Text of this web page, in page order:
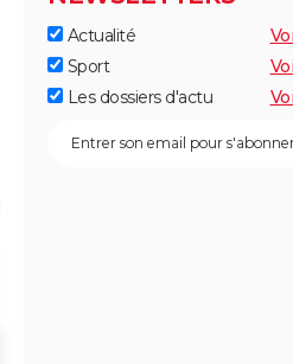
Actualité
Sport
Les dossiers d'actu